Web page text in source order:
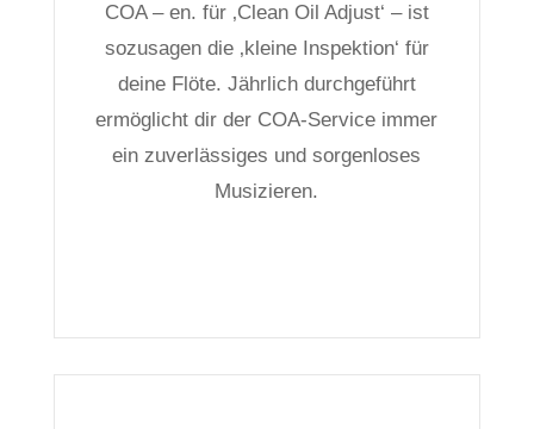
COA – en. für ‚Clean Oil Adjust‘ – ist
sozusagen die ‚kleine Inspektion‘ für
deine Flöte. Jährlich durchgeführt
ermöglicht dir der COA-Service immer
ein zuverlässiges und sorgenloses
Musizieren.